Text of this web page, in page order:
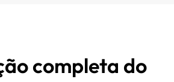
completa do